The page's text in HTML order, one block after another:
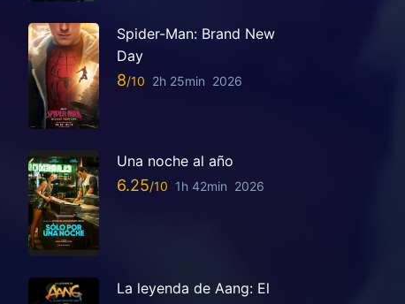
Spider-Man: Brand New
Day
8 2h 25min 2026
Una noche al año
6.25 1h 42min 2026
La leyenda de Aang: El